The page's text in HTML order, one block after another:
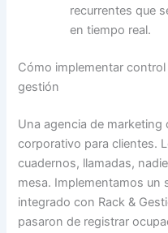
recurrentes que
en tiempo real.
Cómo implementar
gestión
Una agencia de marketing
corporativo para clientes.
cuadernos, llamadas,
mesa. Implementamos un
integrado con Rack &
pasaron de registrar